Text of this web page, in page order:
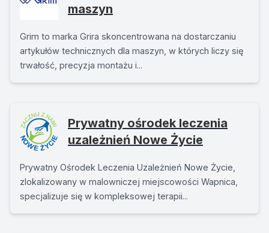
maszyn
Grim to marka Grira skoncentrowana na dostarczaniu
artykułów technicznych dla maszyn, w których liczy się
trwałość, precyzja montażu i...
Prywatny ośrodek leczenia
uzależnień Nowe Życie
Prywatny Ośrodek Leczenia Uzależnień Nowe Życie,
zlokalizowany w malowniczej miejscowości Wapnica,
specjalizuje się w kompleksowej terapii...